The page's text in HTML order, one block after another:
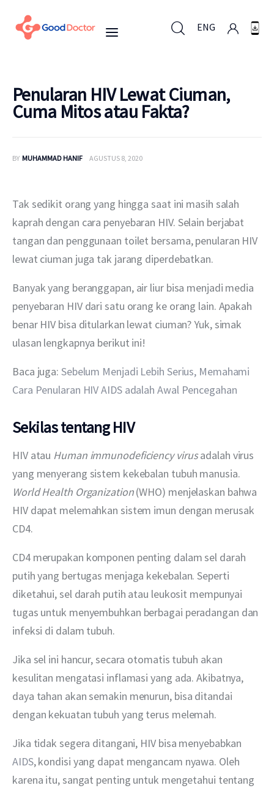
ENG
Mengapa Good Doctor
Berita
Layanan
Penularan HIV Lewat Ciuman,
Cuma Mitos atau Fakta?
BY MUHAMMAD HANIF AGUSTUS 8, 2020
Tak sedikit orang yang hingga saat ini masih salah
kaprah dengan cara penyebaran HIV. Selain berjabat
tangan dan penggunaan toilet bersama, penularan HIV
lewat ciuman juga tak jarang diperdebatkan.
Banyak yang beranggapan, air liur bisa menjadi media
penyebaran HIV dari satu orang ke orang lain. Apakah
benar HIV bisa ditularkan lewat ciuman? Yuk, simak
ulasan lengkapnya berikut ini!
Baca juga: Sebelum Menjadi Lebih Serius, Memahami
Cara Penularan HIV AIDS adalah Awal Pencegahan
Sekilas tentang HIV
HIV atau Human immunodeficiency virus adalah virus
yang menyerang sistem kekebalan tubuh manusia.
World Health Organization (WHO) menjelaskan bahwa
HIV dapat melemahkan sistem imun dengan merusak
CD4.
CD4 merupakan komponen penting dalam sel darah
putih yang bertugas menjaga kekebalan. Seperti
diketahui, sel darah putih atau leukosit mempunyai
tugas untuk menyembuhkan berbagai peradangan dan
infeksi di dalam tubuh.
Jika sel ini hancur, secara otomatis tubuh akan
kesulitan mengatasi inflamasi yang ada. Akibatnya,
daya tahan akan semakin menurun, bisa ditandai
dengan kekuatan tubuh yang terus melemah.
Jika tidak segera ditangani, HIV bisa menyebabkan
AIDS, kondisi yang dapat mengancam nyawa. Oleh
karena itu, sangat penting untuk mengetahui tentang